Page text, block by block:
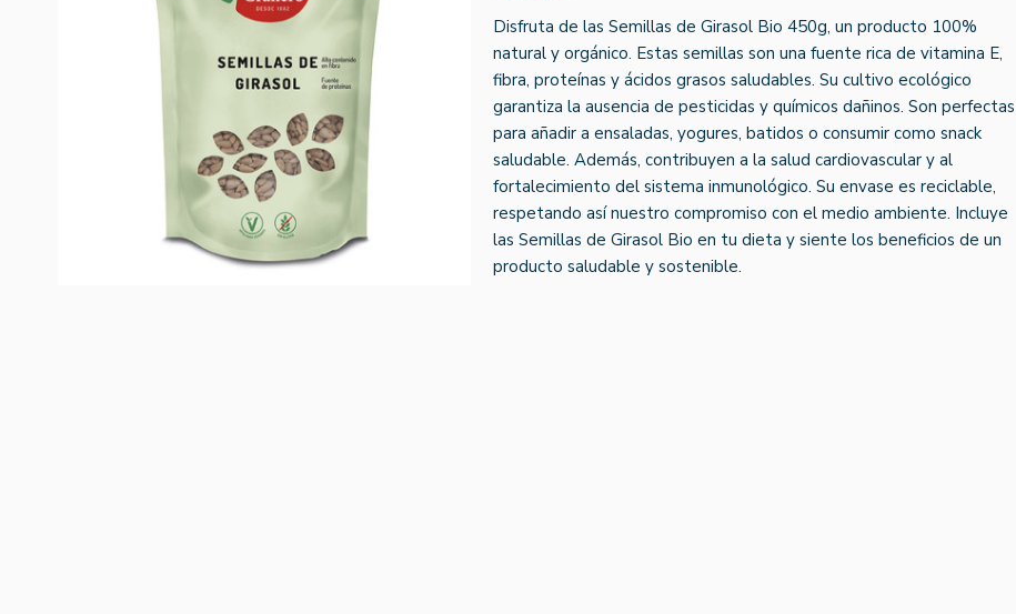
Disfruta de las Semillas de Girasol Bio 450g, un producto 100%
natural y orgánico. Estas semillas son una fuente rica de vitamina E,
fibra, proteínas y ácidos grasos saludables. Su cultivo ecológico
garantiza la ausencia de pesticidas y químicos dañinos. Son perfectas
para añadir a ensaladas, yogures, batidos o consumir como snack
saludable. Además, contribuyen a la salud cardiovascular y al
fortalecimiento del sistema inmunológico. Su envase es reciclable,
respetando así nuestro compromiso con el medio ambiente. Incluye
las Semillas de Girasol Bio en tu dieta y siente los beneficios de un
producto saludable y sostenible.